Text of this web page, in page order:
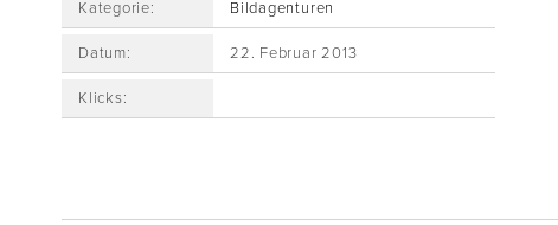
Kategorie: Bildagenturen
Datum: 22. Februar 2013
Klicks: